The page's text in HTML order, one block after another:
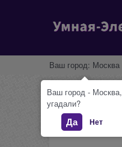
Ваш город: Москва
Главная
Ваш город - Москва,
угадали?
Да Нет